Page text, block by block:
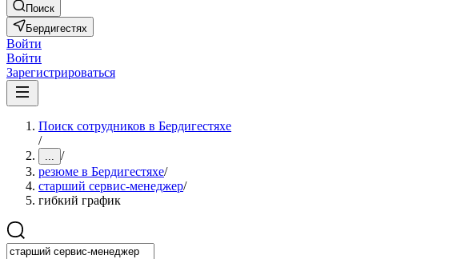
Поиск
Бердигестях
Войти
Войти
Зарегистрироваться
Поиск сотрудников в Бердигестяхе
/
... /
резюме в Бердигестяхе/
старший сервис-менеджер/
гибкий график